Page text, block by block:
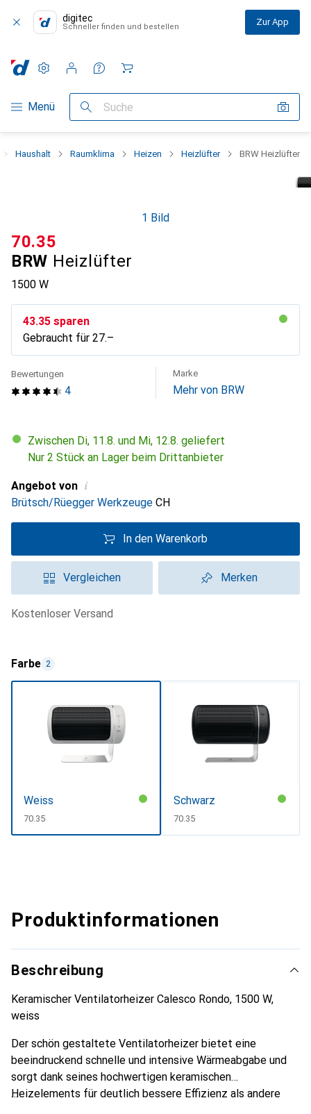
digitec
Schneller finden und bestellen Zur App
Navigation nach Kategorien
Menü Suche
Einstellungen
Kundenkonto
Vergleichslisten
Merklisten
Warenkorb
Haushalt Raumklima Heizen Heizlüfter BRW Heizlüfter
1 Bild
BRW Heizlüfter
1500 W
CHF
70.35
CHF
43.35 sparen
Gebraucht für CHF
27.–
4
Bewertungen Marke
Mehr von BRW
Zwischen Di, 11.8. und Mi, 12.8. geliefert
Nur 2 Stück an Lager beim Drittanbieter
Angebot von i
Brütsch/Rüegger Werkzeuge CH
In den Warenkorb
Vergleichen Merken
kostenloser Versand
Farbe 2
Weiss
CHF
70.35
Schwarz
CHF
70.35
Produktinformationen
Beschreibung
Keramischer Ventilatorheizer Calesco Rondo, 1500 W,
weiss
Der schön gestaltete Ventilatorheizer bietet eine
beeindruckend schnelle und intensive Wärmeabgabe und
sorgt dank seines hochwertigen keramischen
Heizelements für deutlich bessere Effizienz als andere